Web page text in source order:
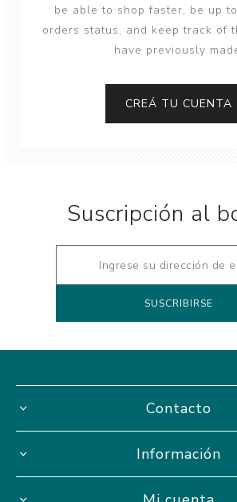
be able to shop faster, be up
orders status, and keep track of
have previously
Suscripción al
Contacto
Información